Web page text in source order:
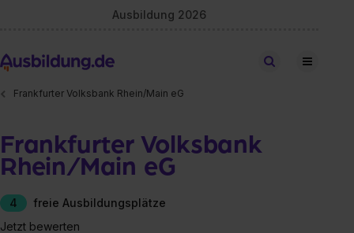
Ausbildung 2026
Stellen finden
Frankfurter Volksbank Rhein/Main eG
Frankfurter Volksbank
Rhein/Main eG
4
freie Ausbildungsplätze
Jetzt bewerten